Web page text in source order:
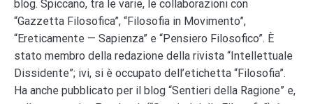
blog. Spiccano, tra le varie, le collaborazioni con
“Gazzetta Filosofica”, “Filosofia in Movimento”,
“Ereticamente — Sapienza” e “Pensiero Filosofico”. È
stato membro della redazione della rivista “Intellettuale
Dissidente”; ivi, si è occupato dell’etichetta “Filosofia”.
Ha anche pubblicato per il blog “Sentieri della Ragione” e,